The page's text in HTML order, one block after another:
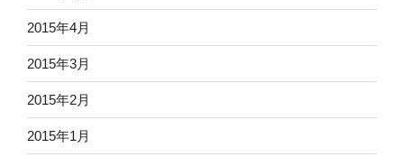
2015年4月
2015年3月
2015年2月
2015年1月